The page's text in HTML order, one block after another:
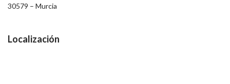
30579 – Murcia
Localización